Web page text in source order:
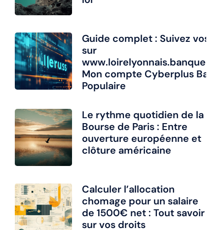
Guide complet : Suivez vos
sur
Mon compte Cyberplus
Populaire
Le rythme quotidien de la
Bourse de Paris : Entre
ouverture européenne et
clôture américaine
Calculer l’allocation
chomage pour un salaire
de 1500€ net : Tout savoir
sur vos droits